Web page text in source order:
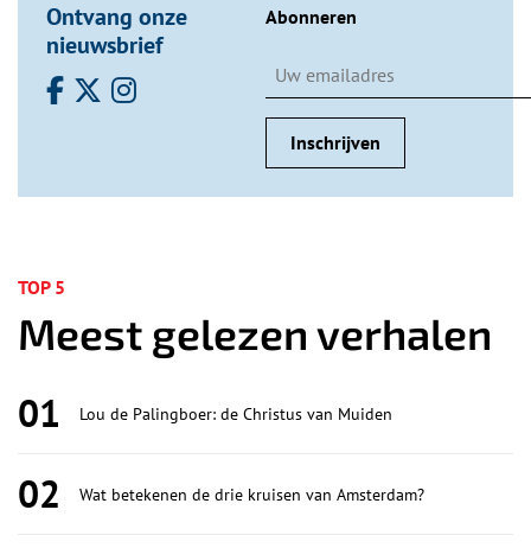
Ontvang onze
nieuwsbrief
Abonneren
TOP 5
Meest gelezen verhalen
01 Lou de Palingboer: de Christus van Muiden
02 Wat betekenen de drie kruisen van Amsterdam?